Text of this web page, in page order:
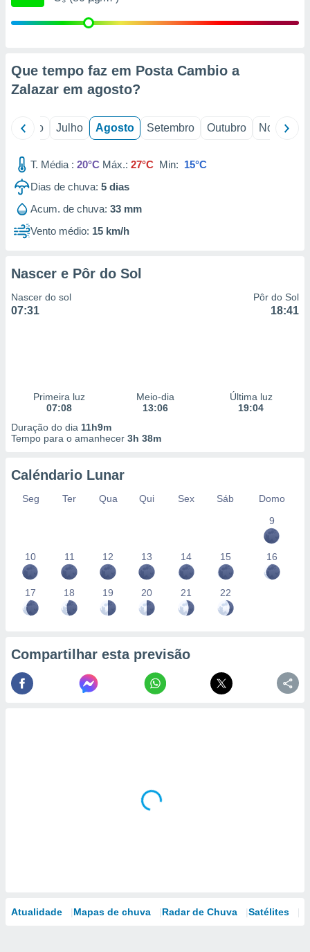
estudos
de
1199
Que tempo faz em Posta Cambio a
Zalazar em agosto?
Junho Julho Agosto Setembro Outubro Novembro
T. Média : 20°C Máx.: 27°C Min: 15°C
Dias de chuva: 5 dias
Acum. de chuva: 33 mm
Vento médio: 15 km/h
Nascer e Pôr do Sol
Nascer do sol
07:31
Pôr do Sol
18:41
Primeira luz
07:08
Meio-dia
13:06
Última luz
19:04
Duração do dia 11h9m
Tempo para o amanhecer 3h 38m
Caléndario Lunar
Seg Ter Qua Qui Sex Sáb
Domo
9
10 11 12 13 14 15 16
17 18 19 20 21 22
Compartilhar esta previsão
Atualidade Mapas de chuva Radar de Chuva Satélites